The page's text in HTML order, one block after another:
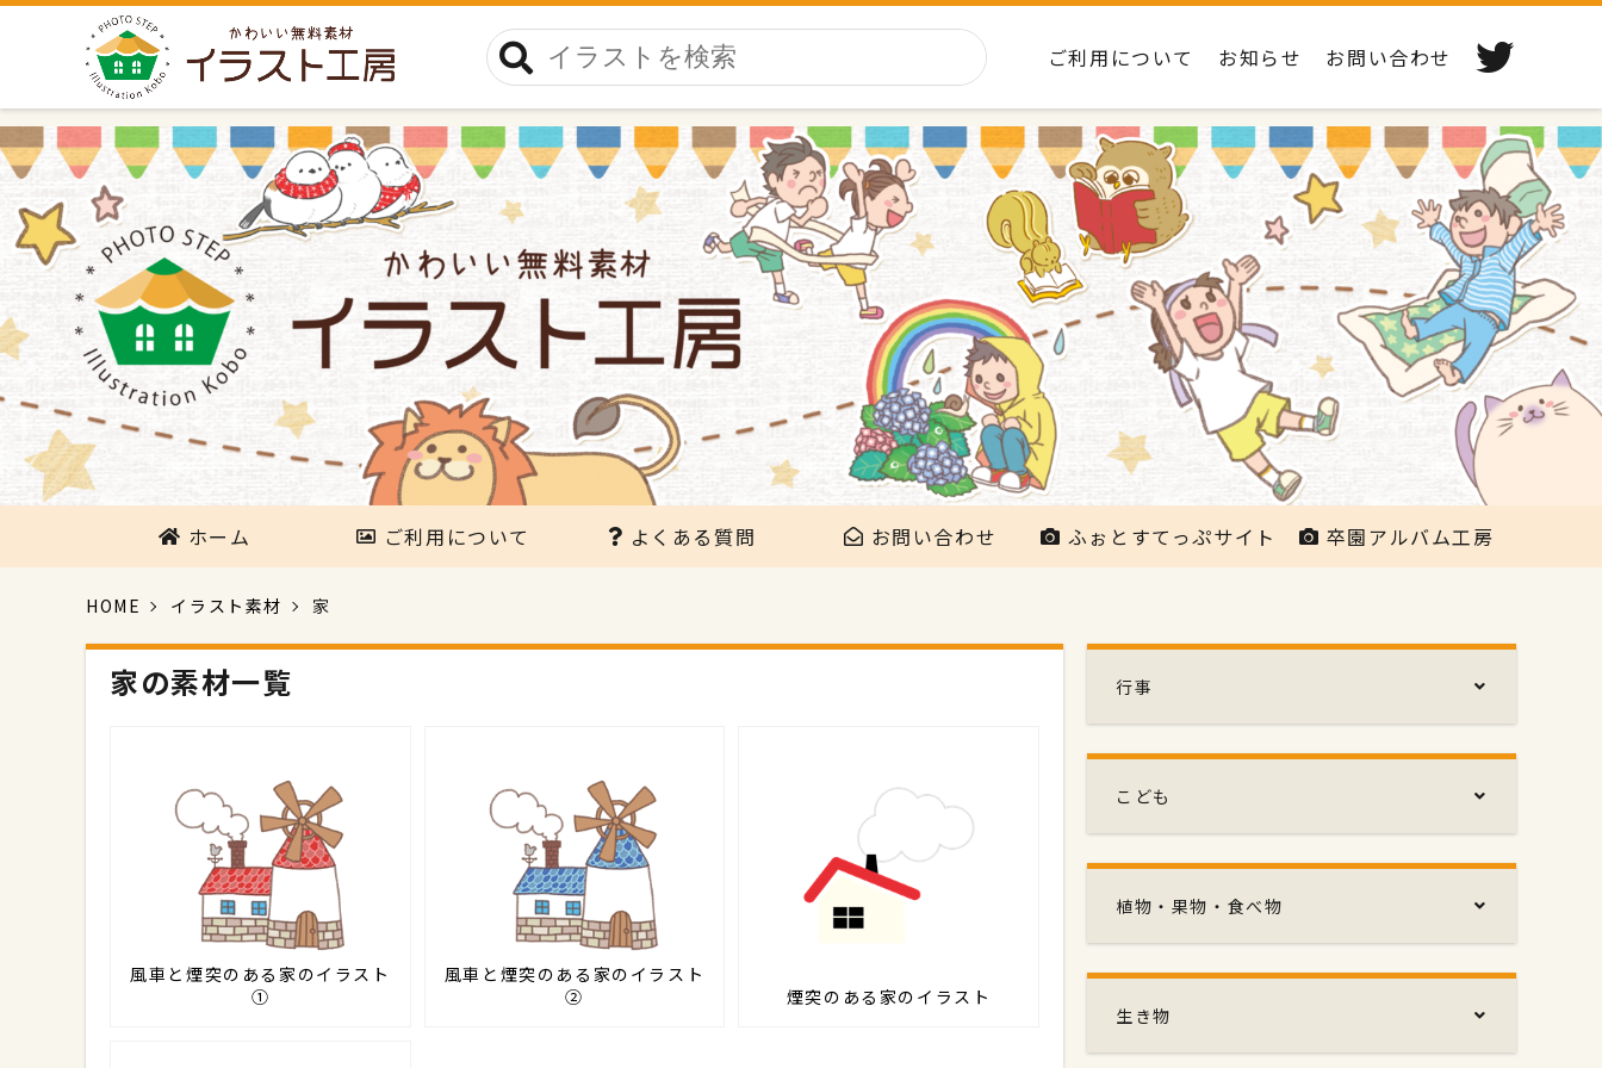
ご利用について お知らせ お問い合わせ
ホーム ご利用について よくある質問 お問い合わせ ふぉとすてっぷサイト 卒園アルバム工房
HOME イラスト素材 家
家の素材一覧
風車と煙突のある家のイラスト
①
風車と煙突のある家のイラスト
②
煙突のある家のイラスト
行事
こども
植物・果物・食べ物
生き物